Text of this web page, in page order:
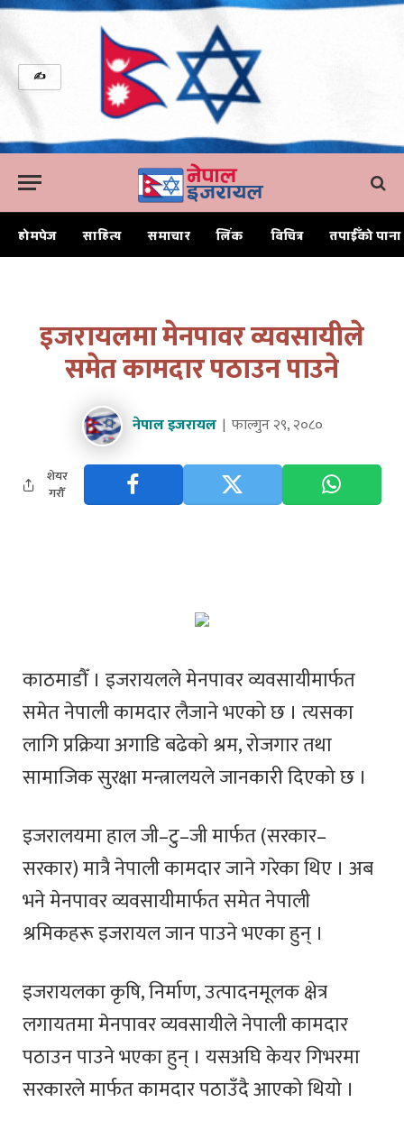
✍
होमपेज साहित्य समाचार लिंक विचित्र तपाईँको पाना
इजरायलमा मेनपावर व्यवसायीले
समेत कामदार पठाउन पाउने
नेपाल इजरायल फाल्गुन २९, २०८०
शेयर
गरौँ
काठमाडौँ । इजरायलले मेनपावर व्यवसायीमार्फत
समेत नेपाली कामदार लैजाने भएको छ । त्यसका
लागि प्रक्रिया अगाडि बढेको श्रम, रोजगार तथा
सामाजिक सुरक्षा मन्त्रालयले जानकारी दिएको छ ।
इजरालयमा हाल जी–टु–जी मार्फत (सरकार–
सरकार) मात्रै नेपाली कामदार जाने गरेका थिए । अब
भने मेनपावर व्यवसायीमार्फत समेत नेपाली
श्रमिकहरू इजरायल जान पाउने भएका हुन् ।
इजरायलका कृषि, निर्माण, उत्पादनमूलक क्षेत्र
लगायतमा मेनपावर व्यवसायीले नेपाली कामदार
पठाउन पाउने भएका हुन् । यसअघि केयर गिभरमा
सरकारले मार्फत कामदार पठाउँदै आएको थियो ।